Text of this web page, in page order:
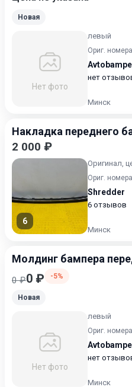
Новая
Нет фото
левый
Ориг. номера
нет
Минск
Накладка переднего
2 000 ₽
6
Оригинал,
Ориг. номера
Shredder
6 отзывов
Минск
Молдинг бампера
0 ₽0 ₽ -5%
Новая
Нет фото
левый
Ориг. номера
нет
Минск